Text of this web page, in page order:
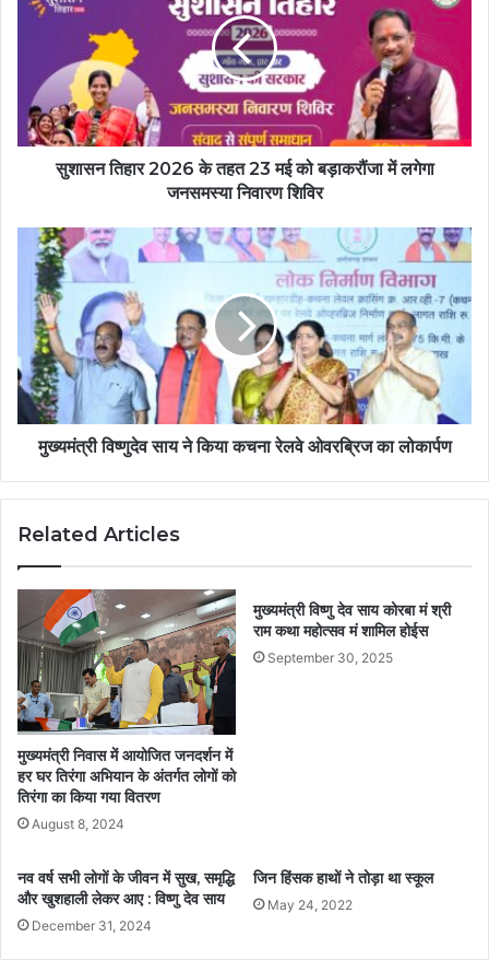
सुशासन तिहार 2026 के तहत 23 मई को बड़ाकरौंजा में लगेगा
जनसमस्या निवारण शिविर
मुख्यमंत्री विष्णुदेव साय ने किया कचना रेलवे ओवरब्रिज का लोकार्पण
Related Articles
मुख्यमंत्री निवास में आयोजित जनदर्शन में
हर घर तिरंगा अभियान के अंतर्गत लोगों को
तिरंगा का किया गया वितरण
August 8, 2024
मुख्यमंत्री विष्णु देव साय कोरबा मं श्री
राम कथा महोत्सव मं शामिल होईस
September 30, 2025
नव वर्ष सभी लोगों के जीवन में सुख, समृद्धि
और खुशहाली लेकर आए : विष्णु देव साय
December 31, 2024
जिन हिंसक हाथों ने तोड़ा था स्कूल
May 24, 2022